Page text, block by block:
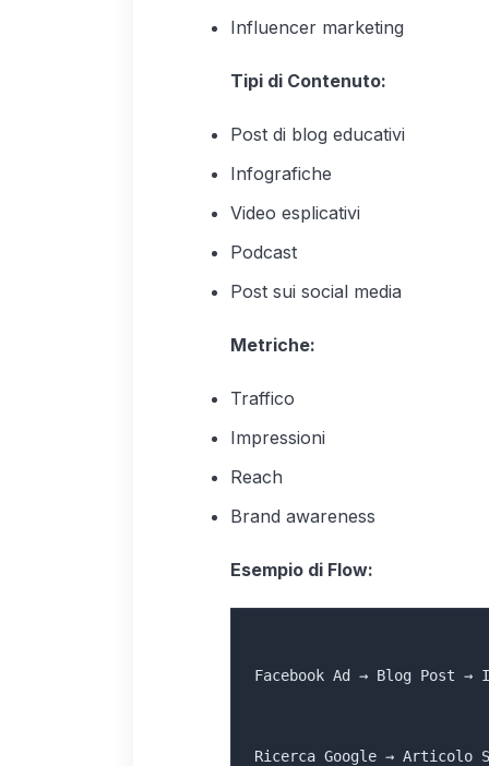
Influencer marketing
Tipi di Contenuto:
Post di blog educativi
Infografiche
Video esplicativi
Podcast
Post sui social media
Metriche:
Traffico
Impressioni
Reach
Brand awareness
Esempio di Flow:
Facebook Ad → Blog Post
Ricerca Google → Articolo